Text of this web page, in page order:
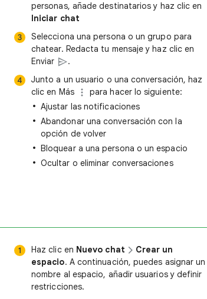
personas, añade destinatarios y haz clic en
Iniciar chat
Selecciona una persona o un grupo para
chatear. Redacta tu mensaje y haz clic en
Enviar
.
Junto a un usuario o una conversación, haz
clic en Más
para hacer lo siguiente:
Ajustar las notificaciones
Abandonar una conversación con la
opción de volver
Bloquear a una persona o un espacio
Ocultar o eliminar conversaciones
Haz clic en Nuevo chat
Crear un
espacio. A continuación, puedes asignar un
nombre al espacio, añadir usuarios y definir
restricciones.